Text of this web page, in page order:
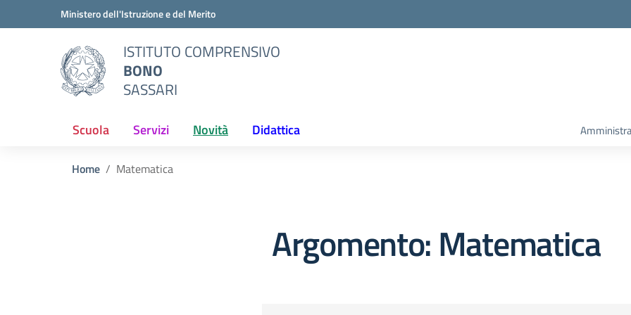
Vai ai contenuti
Vai al menu di navigazioneMinistero dell'Istruzione e del Merito
ISTITUTO COMPRENSIVO
BONO
SASSARI
Scuola Servizi Novità Didattica
Home Matematica
Argomento: Matematica